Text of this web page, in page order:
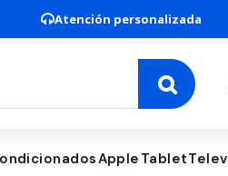
Atención personalizada
Apple Tablet